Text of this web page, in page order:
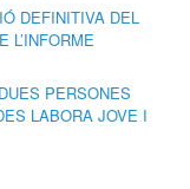
DEFINITIVA DEL
L’INFORME
PERSONES
LABORA JOVE I